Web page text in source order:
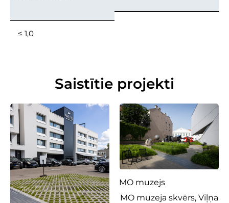
≤ 1,0
Saistītie projekti
MO muzejs
MO muzeja skvērs, Viļņa